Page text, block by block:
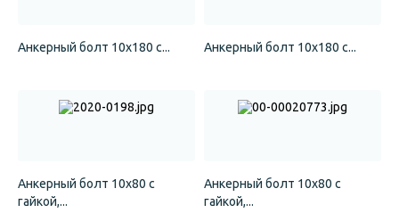
Анкерный болт 10x180 с... Анкерный болт 10x180 с...
Анкерный болт 10x80 с
гайкой,...
Анкерный болт 10x80 с
гайкой,...